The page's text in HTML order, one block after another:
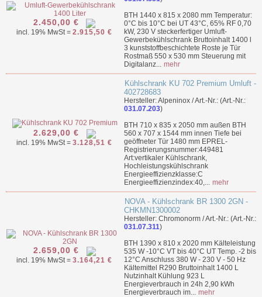
2.450,00 €
incl. 19% MwSt = 2.915,50 €
BTH 1440 x 815 x 2080 mm Temperatur:
0°C bis 10°C bei UT 43°C, 65% RF 0,70
kW, 230 V steckerfertiger Umluft-
Gewerbekühlschrank Bruttoinhalt 1400 l
3 kunststoffbeschichtete Roste je Tür
Rostmaß 550 x 530 mm Steuerung mit
Digitalanz... mehr
2.629,00 €
incl. 19% MwSt = 3.128,51 €
Kühlschrank KU 702 Premium Umluft -
402728683
Hersteller: Alpeninox / Art.-Nr.: (Art.-Nr.:
031.07.203)
BTH 710 x 835 x 2050 mm außen BTH
560 x 707 x 1544 mm innen Tiefe bei
geöffneter Tür 1480 mm EPREL-
Registrierungsnummer:449481
Art:vertikaler Kühlschrank,
Hochleistungskühlschrank
Energieeffizienzklasse:C
Energieeffizienzindex:40,... mehr
2.659,00 €
incl. 19% MwSt = 3.164,21 €
NOVA - Kühlschrank BR 1300 2GN -
CHKMN1300002
Hersteller: Chromonorm / Art.-Nr.: (Art.-Nr.:
031.07.311)
BTH 1390 x 810 x 2020 mm Kälteleistung
535 W -10°C VT bis 40°C UT Temp. -2 bis
12°C Anschluss 380 W - 230 V - 50 Hz
Kältemittel R290 Bruttoinhalt 1400 L
Nutzinhalt Kühlung 923 L
Energieverbrauch in 24h 2,90 kWh
Energieverbrauch im... mehr